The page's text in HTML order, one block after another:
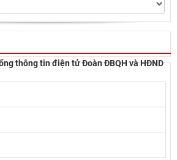
thông tin điện tử Đoàn ĐBQH và HĐND